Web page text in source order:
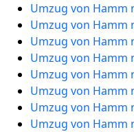
Umzug von Hamm
Umzug von Hamm
Umzug von Hamm
Umzug von Hamm
Umzug von Hamm
Umzug von Hamm
Umzug von Hamm
Umzug von Hamm